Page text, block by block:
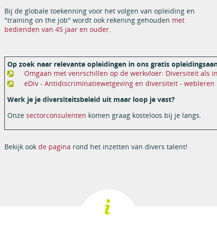
Bij de globale toekenning voor het volgen van opleiding en
"training on the job" wordt ook rekening gehouden met
bedienden van 45 jaar en ouder.
Op zoek naar relevante opleidingen in ons gratis
Omgaan met venrschillen op de werkvloer: Diversiteit als
eDiv - Antidiscriminatiewetgeving en diversiteit - webleren
Werk je je diversiteitsbeleid uit maar loop je vast?
Onze sectorconsulenten komen graag kosteloos bij je langs.
Bekijk ook de pagina rond het inzetten van divers talent!